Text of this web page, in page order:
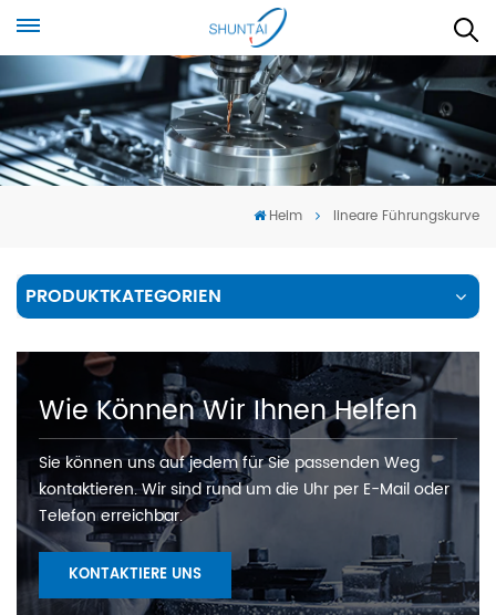
Heim lineare Führungskurve
PRODUKTKATEGORIEN
Wie Können Wir Ihnen Helfen
Sie können uns auf jedem für Sie passenden Weg
kontaktieren. Wir sind rund um die Uhr per E-Mail oder
Telefon erreichbar.
KONTAKTIERE UNS